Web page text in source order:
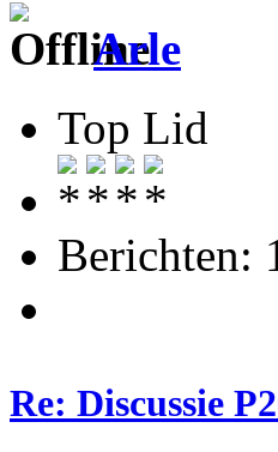
Arle
Top Lid
Berichten:
Re: Discussie